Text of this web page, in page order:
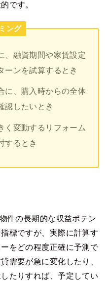
です。
ング
、融資期間や家賃設定
ーンを試算するとき
に、購入時からの全体
認したいとき
く変動するリフォーム
するとき
件の長期的な収益ポテン
標ですが、実際に計算す
をどの程度正確に予測で
需要が急に変化したり、
たりすれば、予定してい